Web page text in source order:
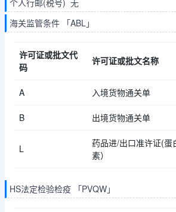
个人行邮(税号) 无
海关监管条件 「ABL」
许可证或批文代
码
许可证或批文名称
A 入境货物通关单
B 出境货物通关单
L
药品进/出口准许证(蛋
素）
HS法定检验检疫 「PVQW」